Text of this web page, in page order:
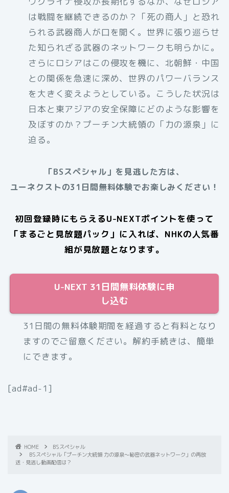
は戦闘を継続できるのか？「死の商人」と恐れ
られる武器商人が口を開く。世界に張り巡らせ
た知られざる武器のネットワークも明らかに。
さらにロシアはこの侵攻を機に、北朝鮮・中国
との関係を急速に深め、世界のパワーバランス
を大きく変えようとしている。こうした状況は
日本と東アジアの安全保障にどのような影響を
及ぼすのか？プーチン大統領の「力の源泉」に
迫る。
「BSスペシャル」を見逃した方は、
ユーネクストの31日間無料体験でお楽しみください！
初回登録時にもらえるU-NEXTポイントを使って
「まるごと見放題パック」に入れば、NHKの人気番
組が見放題となります。
U-NEXT 31日間無料体験に申
し込む
31日間の無料体験期間を経過すると有料となり
ますのでご留意ください。解約手続きは、簡単
にできます。
[ad#ad-1]
HOME
BSスペシャル
BSスペシャル「プーチン大統領 力の源泉〜秘密の武器ネットワーク」の再放
送・見逃し動画配信は？